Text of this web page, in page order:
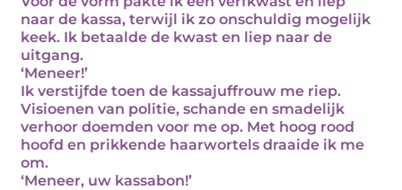
naar de kassa, terwijl ik zo onschuldig mogelijk
keek. Ik betaalde de kwast en liep naar de
uitgang.
‘Meneer!’
Ik verstijfde toen de kassajuffrouw me riep.
Visioenen van politie, schande en smadelijk
verhoor doemden voor me op. Met hoog rood
hoofd en prikkende haarwortels draaide ik me
om.
‘Meneer, uw kassabon!’